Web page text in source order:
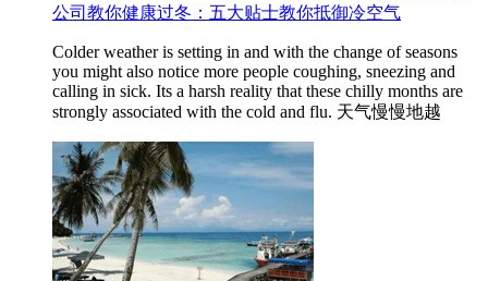
公司教你健康过冬：五大贴士教你抵御冷空气
Colder weather is setting in and with the change of seasons
you might also notice more people coughing, sneezing and
calling in sick. Its a harsh reality that these chilly months are
strongly associated with the cold and flu. 天气慢慢地越